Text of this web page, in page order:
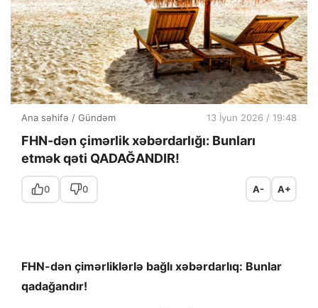
Ana səhifə / Gündəm 13 İyun 2026 / 19:48
FHN-dən çimərlik xəbərdarlığı: Bunları
etmək qəti QADAĞANDIR!
0 0 A- A+
FHN-dən çimərliklərlə bağlı xəbərdarlıq: Bunlar
qadağandır!